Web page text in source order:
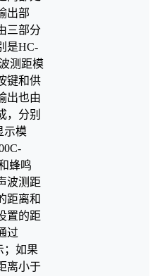
出部
三部分
是HC-
测距模
键和供
出也由
，分别
示模
蜂鸣
波测距
距离和
置的距
过
；如果
离小于